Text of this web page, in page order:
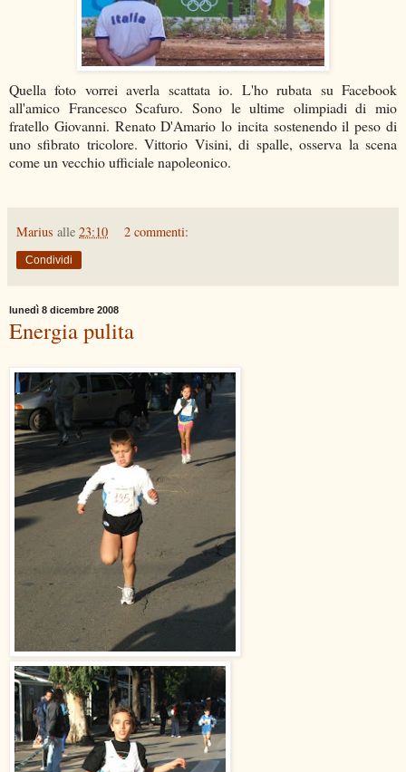
Quella foto vorrei averla scattata io. L'ho rubata su Facebook
all'amico Francesco Scafuro. Sono le ultime olimpiadi di mio
fratello Giovanni. Renato D'Amario lo incita sostenendo il peso di
uno sfibrato tricolore. Vittorio Visini, di spalle, osserva la scena
come un vecchio ufficiale napoleonico.
Marius alle 23:10 2 commenti:
Condividi
lunedì 8 dicembre 2008
Energia pulita